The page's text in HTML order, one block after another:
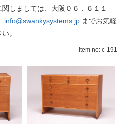
しましては、大阪０６．６１１
info@swankysystems.jp までお気軽
。
Item no: c-191